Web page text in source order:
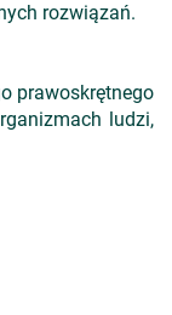
rozwiązań.
prawoskrętnego
ludzi,